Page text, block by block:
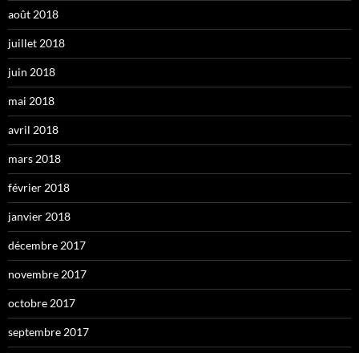
août 2018
juillet 2018
juin 2018
mai 2018
avril 2018
mars 2018
février 2018
janvier 2018
décembre 2017
novembre 2017
octobre 2017
septembre 2017